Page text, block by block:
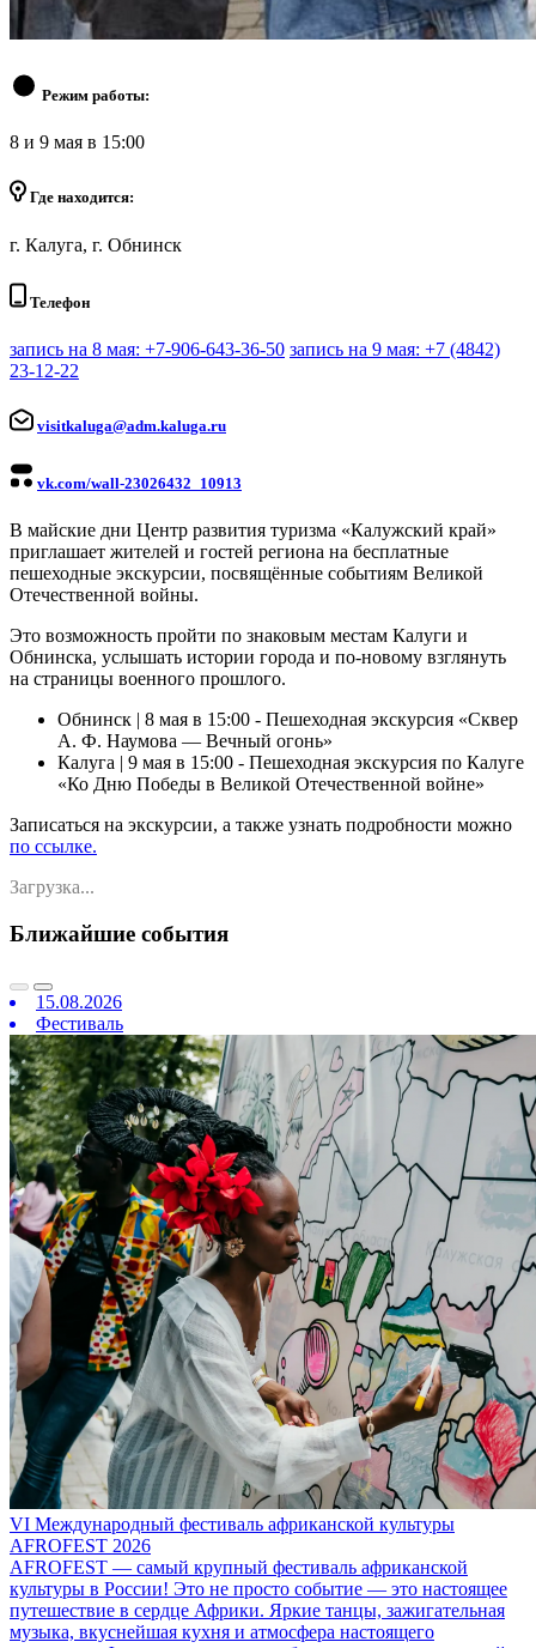
Режим работы:
8 и 9 мая в 15:00
Где находится:
г. Калуга, г. Обнинск
Телефон
запись на 8 мая: +7-906-643-36-50 запись на 9 мая: +7 (4842)
23-12-22
visitkaluga@adm.kaluga.ru
vk.com/wall-23026432_10913
В майские дни Центр развития туризма «Калужский край»
приглашает жителей и гостей региона на бесплатные
пешеходные экскурсии, посвящённые событиям Великой
Отечественной войны.
Это возможность пройти по знаковым местам Калуги и
Обнинска, услышать истории города и по-новому взглянуть
на страницы военного прошлого.
Обнинск | 8 мая в 15:00 - Пешеходная экскурсия «Сквер
А. Ф. Наумова — Вечный огонь»
Калуга | 9 мая в 15:00 - Пешеходная экскурсия по Калуге
«Ко Дню Победы в Великой Отечественной войне»
Записаться на экскурсии, а также узнать подробности можно
по ссылке.
Загрузка...
Ближайшие события
15.08.2026
Фестиваль
VI Международный фестиваль африканской культуры
AFROFEST 2026
AFROFEST — самый крупный фестиваль африканской
культуры в России! Это не просто событие — это настоящее
путешествие в сердце Африки. Яркие танцы, зажигательная
музыка, вкуснейшая кухня и атмосфера настоящего